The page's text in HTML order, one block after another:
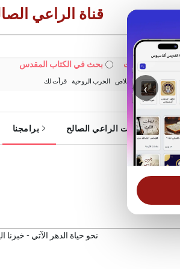
‹
قناة الراعي
في الويبسايت بحث في الكتاب المقدس
خبزنا اليومي الخلاص الحرب الروحية قرأت لك
خدمات الراعي الصالح برامجنا